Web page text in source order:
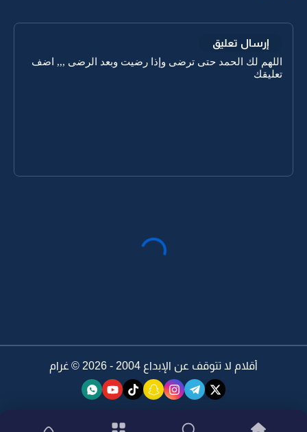
إرسال تعليق
اللهم لك الحمد حتى ترضى وإذا رضيت وبعد الرضى ,,, اضف
تعليقك
أقلام لا تتوقف عن الإبداع 2004 - 2026 © غرام